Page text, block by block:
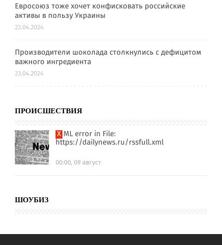
Евросоюз тоже хочет конфисковать российские
активы в пользу Украины
23.04.2024
Производители шоколада столкнулись с дефицитом
важного ингредиента
23.04.2024
ПРОИСШЕСТВИЯ
XML error in File:
https://dailynews.ru/rssfull.xml
00:00, 09 август
ШОУБИЗ